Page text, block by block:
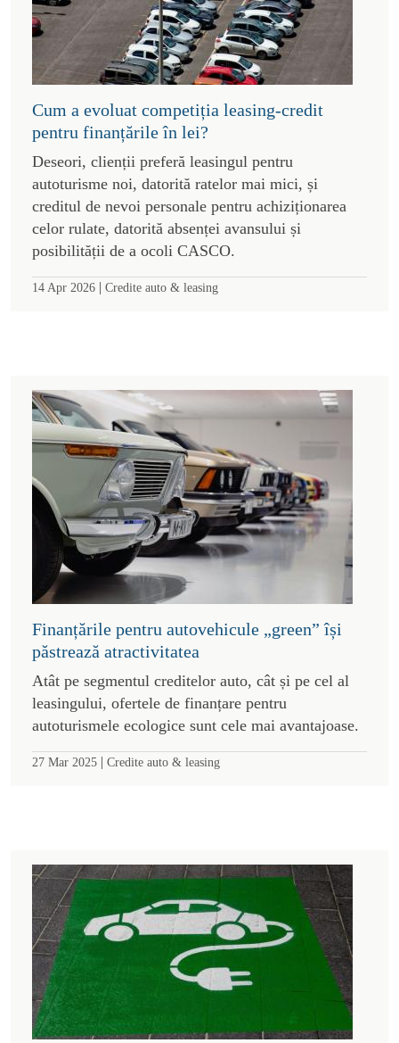
Cum a evoluat competiția leasing-credit
pentru finanțările în lei?
Deseori, clienții preferă leasingul pentru
autoturisme noi, datorită ratelor mai mici, și
creditul de nevoi personale pentru achiziționarea
celor rulate, datorită absenței avansului și
posibilității de a ocoli CASCO.
14 Apr 2026 | Credite auto & leasing
Finanțările pentru autovehicule „green” își
păstrează atractivitatea
Atât pe segmentul creditelor auto, cât și pe cel al
leasingului, ofertele de finanțare pentru
autoturismele ecologice sunt cele mai avantajoase.
27 Mar 2025 | Credite auto & leasing